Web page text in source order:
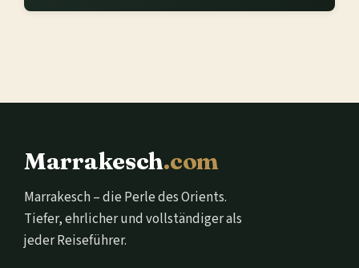
Marrakesch.com
Marrakesch – die Perle des Orients.
Tiefer, ehrlicher und vollständiger als
jeder Reiseführer.